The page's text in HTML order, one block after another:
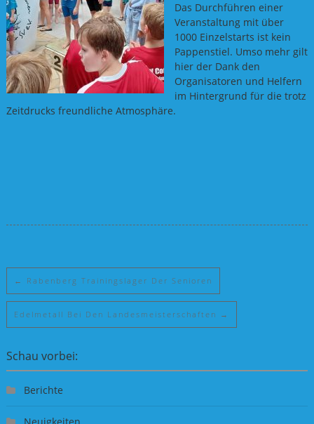
Das Durchführen einer
Veranstaltung mit über
1000 Einzelstarts ist kein
Pappenstiel. Umso mehr gilt
hier der Dank den
Organisatoren und Helfern
im Hintergrund für die trotz
Zeitdrucks freundliche Atmosphäre.
← Rabenberg Trainingslager Der Senioren
Edelmetall Bei Den Landesmeisterschaften →
Schau vorbei:
Berichte